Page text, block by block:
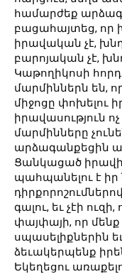
համարժեք
բացահայտեց, որ
իրավական չէ,
բարոյական չէ,
Կաթողիկոսի
մարմիններն են,
միջոցը փոխելու
իրավասություն
մարմինները
արձագանքեցին
Ցանկացած
պահպանելու է իր
գալու, եւ չէի
փայփայի, որ
սպասելիքներին
ձեւակերպենք
Եկեղեցու